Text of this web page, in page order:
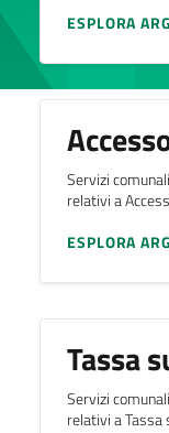
ESPLORA
Servizi
relativi a
ESPLORA
Tassa
Servizi
relativi a Tassa